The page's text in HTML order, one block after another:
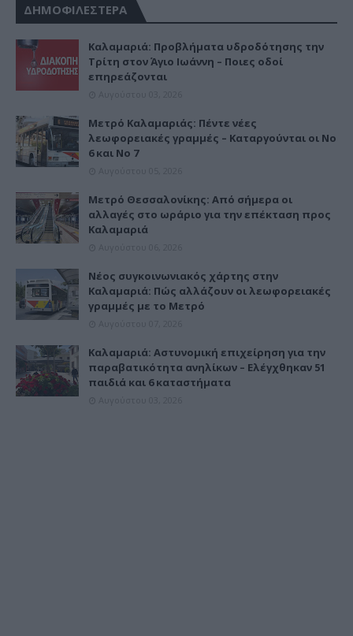
ΔΗΜΟΦΙΛΕΣΤΕΡΑ
Καλαμαριά: Προβλήματα υδροδότησης την
Τρίτη στον Άγιο Ιωάννη – Ποιες οδοί
επηρεάζονται
Μετρό Καλαμαριάς: Πέντε νέες
λεωφορειακές γραμμές – Καταργούνται οι Νο
6 και Νο 7
Μετρό Θεσσαλονίκης: Από σήμερα οι
αλλαγές στο ωράριο για την επέκταση προς
Καλαμαριά
Νέος συγκοινωνιακός χάρτης στην
Καλαμαριά: Πώς αλλάζουν οι λεωφορειακές
γραμμές με το Μετρό
Καλαμαριά: Αστυνομική επιχείρηση για την
παραβατικότητα ανηλίκων – Ελέγχθηκαν 51
παιδιά και 6 καταστήματα